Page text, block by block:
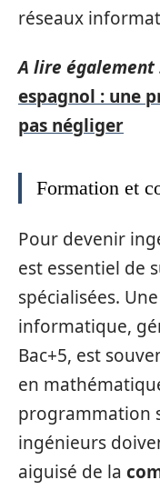
réseaux
A lire également
espagnol : une
pas négliger
Formation et
Pour devenir
est essentiel de
spécialisées.
informatique,
Bac+5, est
en
programmation
ingénieurs
aiguisé de la